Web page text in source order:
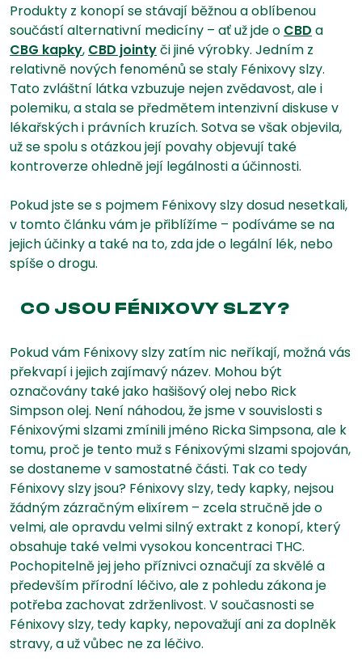
Produkty z konopí se stávají běžnou a oblíbenou
součástí alternativní medicíny – ať už jde o CBD a
CBG kapky, CBD jointyči jiné výrobky. Jedním z
relativně nových fenoménů se staly Fénixovy slzy.
Tato zvláštní látka vzbuzuje nejen zvědavost, ale i
polemiku, a stala se předmětem intenzivní diskuse v
lékařských i právních kruzích. Sotva se však objevila,
už se spolu s otázkou její povahy objevují také
kontroverze ohledně její legálnosti a účinnosti.
Pokud jste se s pojmem Fénixovy slzy dosud nesetkali,
v tomto článku vám je přiblížíme – podíváme se na
jejich účinky a také na to, zda jde o legální lék, nebo
spíše o drogu.
CO JSOU FÉNIXOVY SLZY?
Pokud vám Fénixovy slzy zatím nic neříkají, možná vás
překvapí i jejich zajímavý název. Mohou být
označovány také jako hašišový olej nebo Rick
Simpson olej. Není náhodou, že jsme v souvislosti s
Fénixovými slzami zmínili jméno Ricka Simpsona, ale k
tomu, proč je tento muž s Fénixovými slzami spojován,
se dostaneme v samostatné části. Tak co tedy
Fénixovy slzy jsou? Fénixovy slzy, tedy kapky, nejsou
žádným zázračným elixírem – zcela stručně jde o
velmi, ale opravdu velmi silný extrakt z konopí, který
obsahuje také velmi vysokou koncentraci THC.
Pochopitelně jej jeho příznivci označují za skvělé a
především přírodní léčivo, ale z pohledu zákona je
potřeba zachovat zdrženlivost. V současnosti se
Fénixovy slzy, tedy kapky, nepovažují ani za doplněk
stravy, a už vůbec ne za léčivo.